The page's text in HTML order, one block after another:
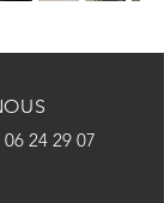
06 24 29 07